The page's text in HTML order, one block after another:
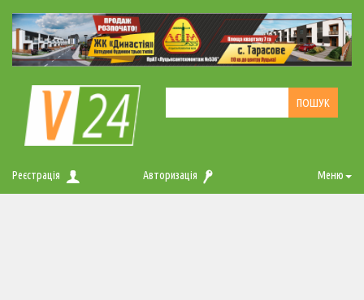
Реєстрація Авторизація Меню